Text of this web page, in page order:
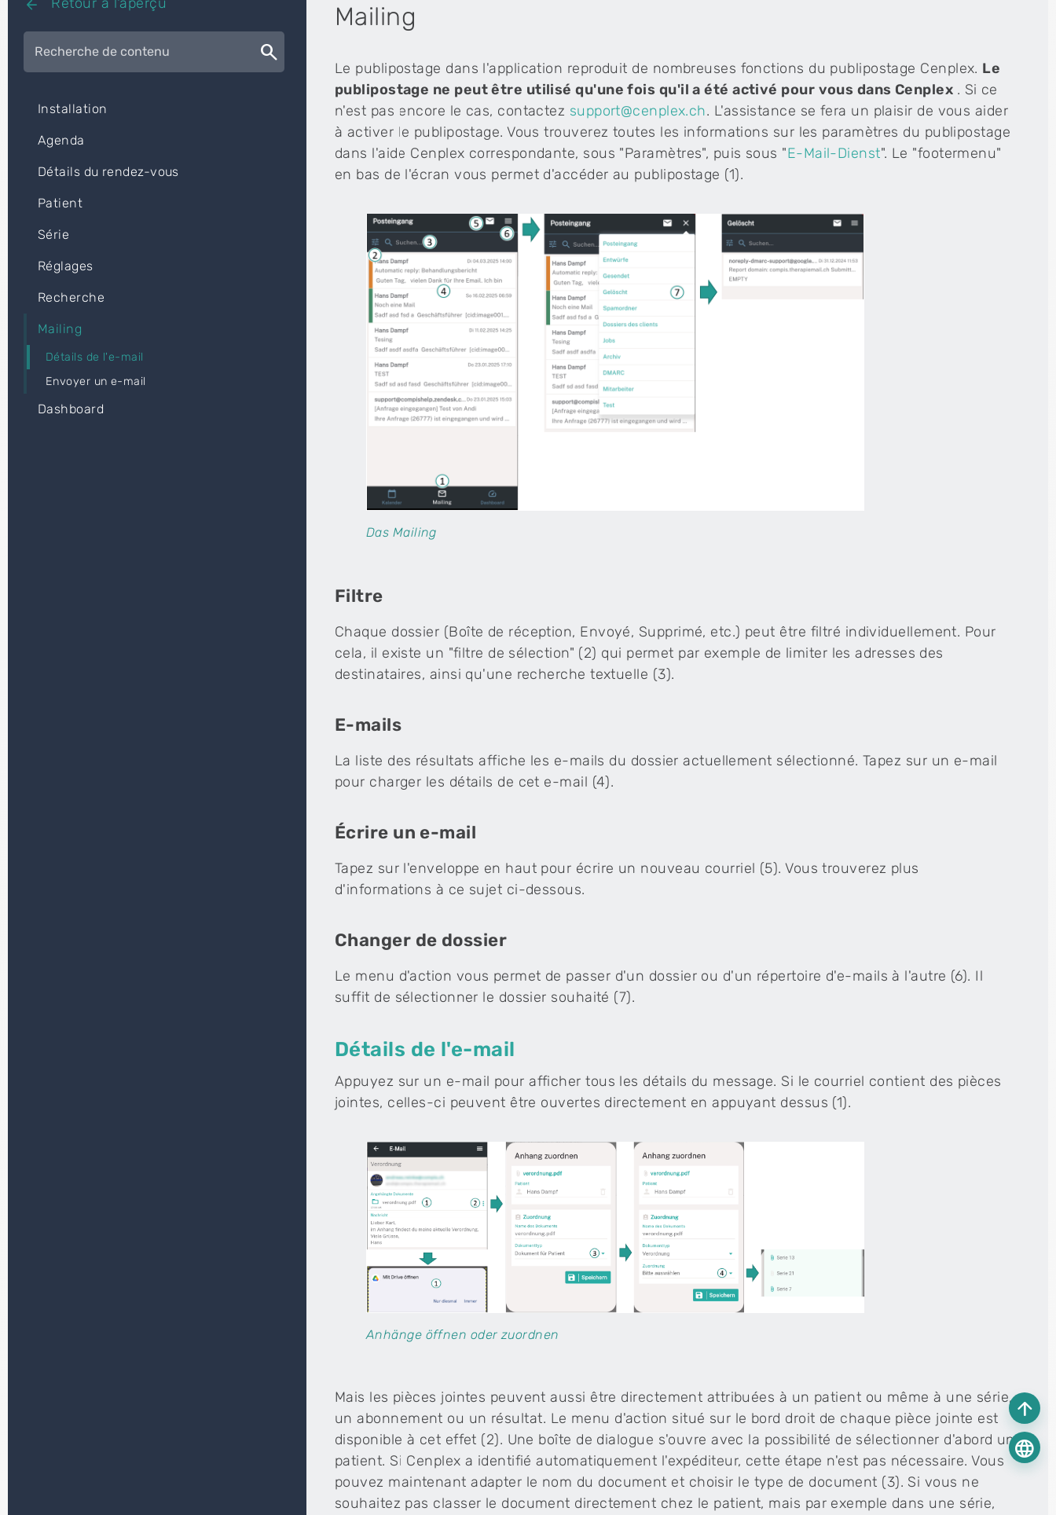
arrow_upward
language
administrative ?
medical_servicesLogiciel Tarif 590 pour les cabinets de
médecine complémentaire
Le logiciel est parfaitement adapté aux
prestations de médecine complémentaire selon
arrow_back
search
Installation
Agenda
Détails du rendez-vous
Patient
Série
Réglages
Recherche
Mailing
Détails de l'e-mail
Envoyer un e-mail
Dashboard
Mailing
Le publipostage dans l'application reproduit de nombreuses fonctions du publipostage Cenplex. Le
publipostage ne peut être utilisé qu'une fois qu'il a été activé pour vous dans Cenplex . Si ce
n'est pas encore le cas, contactez support@cenplex.ch. L'assistance se fera un plaisir de vous aider
à activer le publipostage. Vous trouverez toutes les informations sur les paramètres du publipostage
dans l'aide Cenplex correspondante, sous "Paramètres", puis sous "E-Mail-Dienst". Le "footermenu"
en bas de l'écran vous permet d'accéder au publipostage (1).
Das Mailing
Filtre
Chaque dossier (Boîte de réception, Envoyé, Supprimé, etc.) peut être filtré individuellement. Pour
cela, il existe un "filtre de sélection" (2) qui permet par exemple de limiter les adresses des
destinataires, ainsi qu'une recherche textuelle (3).
E-mails
La liste des résultats affiche les e-mails du dossier actuellement sélectionné. Tapez sur un e-mail
pour charger les détails de cet e-mail (4).
Écrire un e-mail
Tapez sur l'enveloppe en haut pour écrire un nouveau courriel (5). Vous trouverez plus
d'informations à ce sujet ci-dessous.
Changer de dossier
Le menu d'action vous permet de passer d'un dossier ou d'un répertoire d'e-mails à l'autre (6). Il
suffit de sélectionner le dossier souhaité (7).
Détails de l'e-mail
Appuyez sur un e-mail pour afficher tous les détails du message. Si le courriel contient des pièces
jointes, celles-ci peuvent être ouvertes directement en appuyant dessus (1).
Anhänge öffnen oder zuordnen
Mais les pièces jointes peuvent aussi être directement attribuées à un patient ou même à une série,
un abonnement ou un résultat. Le menu d'action situé sur le bord droit de chaque pièce jointe est
disponible à cet effet (2). Une boîte de dialogue s'ouvre avec la possibilité de sélectionner d'abord un
patient. Si Cenplex a identifié automatiquement l'expéditeur, cette étape n'est pas nécessaire. Vous
pouvez maintenant adapter le nom du document et choisir le type de document (3). Si vous ne
souhaitez pas classer le document directement chez le patient, mais par exemple dans une série,